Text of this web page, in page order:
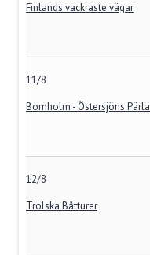
Finlands vackraste vägar
11/8
Bornholm - Östersjöns Pärla
12/8
Trolska Båtturer